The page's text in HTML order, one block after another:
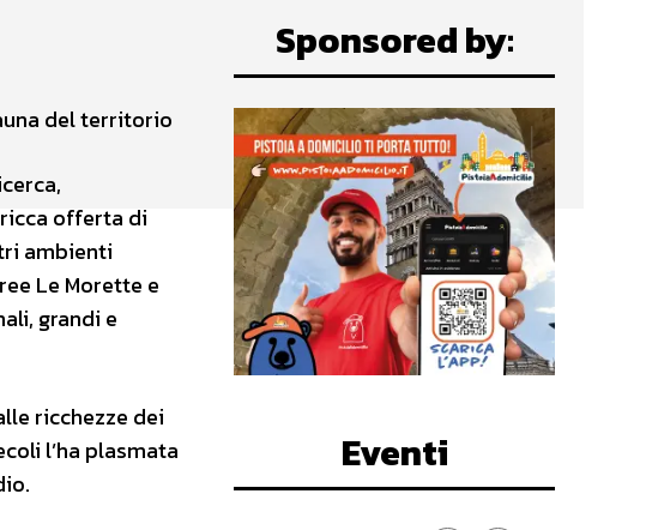
del territorio
offerta di
ambienti
Le Morette e
grandi e
ricchezze dei
l’ha plasmata
Sponsored by:
Eventi